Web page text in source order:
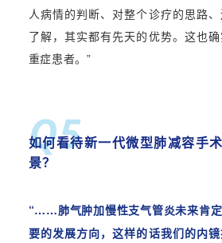
人病情的判断、对整个诊疗的思路
了解，其实都有先天的优势。这也
重症患者。”
Q5
如何看待新一代微型肺减容手
景？
“……肺气肿加慢性支气管炎未来肯
要的发展方向，这样的话我们的内